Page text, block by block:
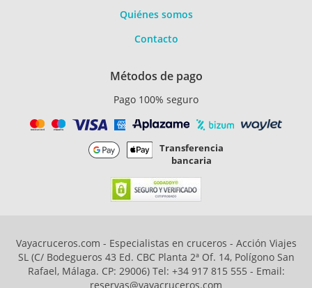
Quiénes somos
Contacto
Métodos de pago
Pago 100% seguro
Transferencia
bancaria
Vayacruceros.com - Especialistas en cruceros - Acción Viajes
SL (C/ Bodegueros 43 Ed. CBC Planta 2ª Of. 14, Polígono San
Rafael, Málaga. CP: 29006) Tel: +34 917 815 555 - Email:
reservas@vayacruceros.com